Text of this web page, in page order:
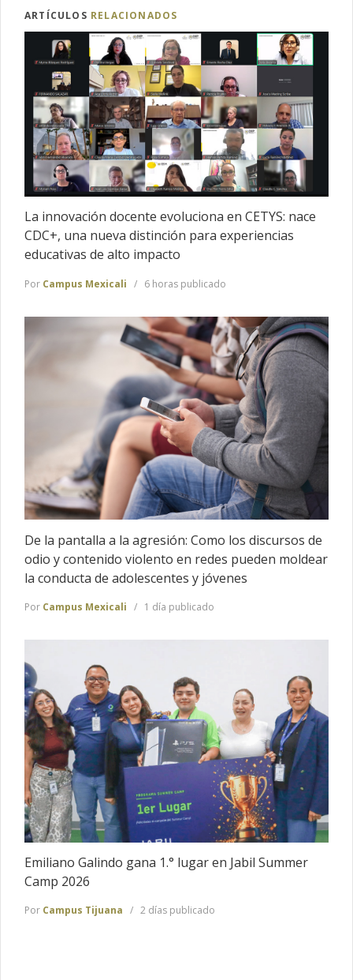
ARTÍCULOS RELACIONADOS
La innovación docente evoluciona en CETYS: nace
CDC+, una nueva distinción para experiencias
educativas de alto impacto
Por Campus Mexicali 6 horas publicado
De la pantalla a la agresión: Como los discursos de
odio y contenido violento en redes pueden moldear
la conducta de adolescentes y jóvenes
Por Campus Mexicali 1 día publicado
Emiliano Galindo gana 1.° lugar en Jabil Summer
Camp 2026
Por Campus Tijuana 2 días publicado